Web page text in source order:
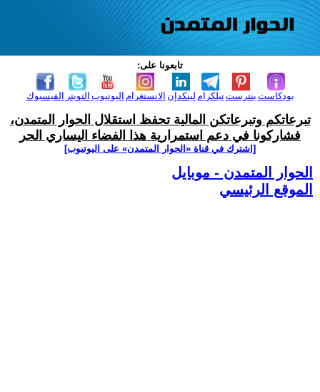
تابعونا على:
الفيسبوك التويتر اليوتيوب الانستغرام لينكدإن تيلكرامبنترست بودكاست
تبرعاتكم وتبرعاتكن المالية تحفظ استقلال الحوار المتمدن،
فشاركونا في دعم استمرارية هذا الفضاء اليساري الحر
[اشترك في قناة ‫«الحوار المتمدن» على اليوتيوب]
الحوار المتمدن - موبايل
الموقع الرئيسي